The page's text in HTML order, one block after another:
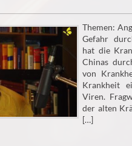
Themen:
Gefahr
hat die
Chinas
von
Krankheit
Viren.
der alten
[…]